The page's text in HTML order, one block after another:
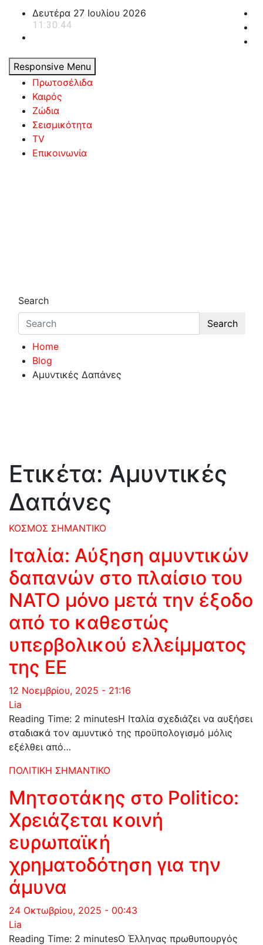
content
Δευτέρα 27 Ιουλίου 2026
11:30:45
Responsive Menu
Πρωτοσέλιδα
Καιρός
Ζώδια
Σεισμικότητα
TV
Επικοινωνία
Search
Search
Home
Blog
Αμυντικές Δαπάνες
Ετικέτα: Αμυντικές
Δαπάνες
ΚΟΣΜΟΣ ΣΗΜΑΝΤΙΚΟ
Ιταλία: Αύξηση αμυντικών
δαπανών στο πλαίσιο του
ΝΑΤΟ μόνο μετά την έξοδο
από το καθεστώς
υπερβολικού ελλείμματος
της ΕΕ
12 Νοεμβρίου, 2025 - 21:16
Lia
Reading Time: 2 minutesΗ Ιταλία σχεδιάζει να αυξήσει
σταδιακά τον αμυντικό της προϋπολογισμό μόλις
εξέλθει από…
ΠΟΛΙΤΙΚΗ ΣΗΜΑΝΤΙΚΟ
Μητσοτάκης στο Politico:
Χρειάζεται κοινή
ευρωπαϊκή
χρηματοδότηση για την
άμυνα
24 Οκτωβρίου, 2025 - 00:43
Lia
Reading Time: 2 minutesΟ Έλληνας πρωθυπουργός